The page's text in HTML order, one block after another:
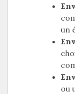
un
ou